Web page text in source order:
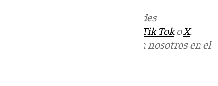
en las redes
Tik TokoX.
Puedes ponerte en contacto con nosotros en el